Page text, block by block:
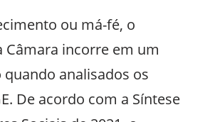
ou má-fé, o
Câmara incorre em um
analisados os
De acordo com a Síntese